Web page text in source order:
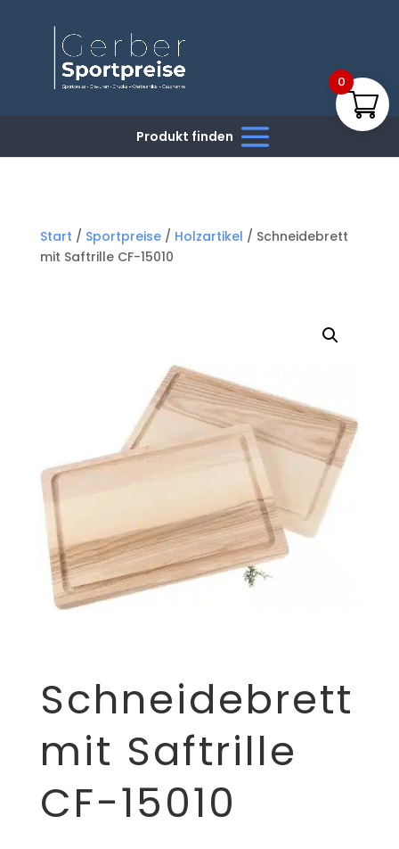
Start / Sportpreise/ Holzartikel / Schneidebrett
mit Saftrille CF-15010
Schneidebrett
mit Saftrille
CF-15010
0